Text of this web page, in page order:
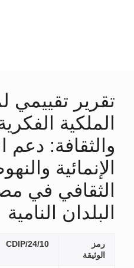
تقرير تقييمي
الملكية
والثقافة: دعم
الإنمائية
الثقافي في
البلدان النامية
رمز
الوثيقة
CDIP/24/10